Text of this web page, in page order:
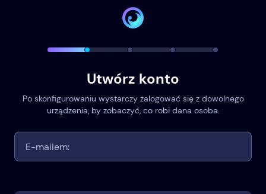
Utwórz konto
Po skonfigurowaniu wystarczy zalogować się z dowolnego
urządzenia, by zobaczyć, co robi dana osoba.